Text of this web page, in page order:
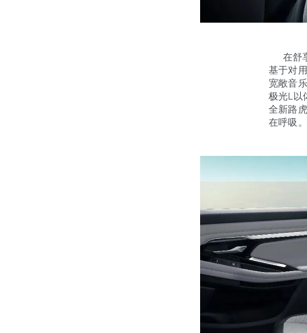
在舒
基于对
宽敞音
极光L以
全新路
在呼吸。